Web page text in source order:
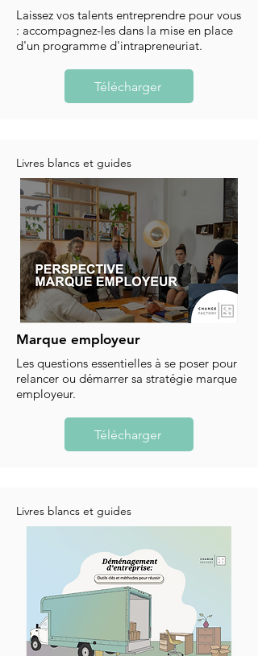
Laissez vos talents entreprendre pour vous
: accompagnez-les dans la mise en place
d'un programme d'intrapreneuriat.
Télécharger
Livres blancs et guides
Marque employeur
Les questions essentielles à se poser pour
relancer ou démarrer sa stratégie marque
employeur.
Télécharger
Livres blancs et guides